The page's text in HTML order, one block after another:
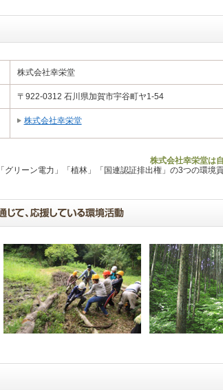
株式会社幸栄堂
〒922-0312 石川県加賀市宇谷町ヤ1-54
株式会社幸栄堂
株式会社幸栄堂は
グリーン電力」「植林」「国連認証排出権」の3つの環境